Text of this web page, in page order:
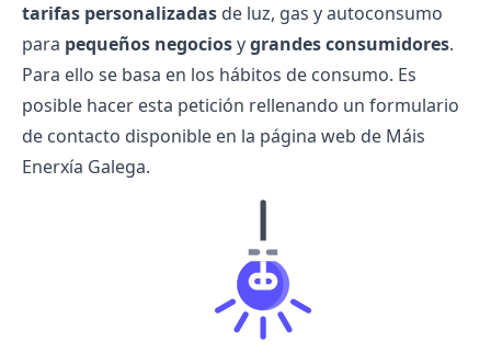
tarifas personalizadas de luz, gas y autoconsumo
para pequeños negociosygrandes consumidores.
Para ello se basa en los hábitos de consumo. Es
posible hacer esta petición rellenando un formulario
de contacto disponible en la página web de Máis
Enerxía Galega.